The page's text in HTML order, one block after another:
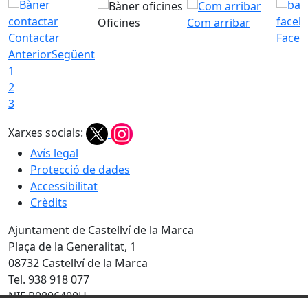
Contactar
Oficines
Com arribar
AnteriorSegüent
1
2
3
Xarxes socials:
Avís legal
Protecció de dades
Accessibilitat
Crèdits
Ajuntament de Castellví de la Marca
Plaça de la Generalitat, 1
08732 Castellví de la Marca
Tel. 938 918 077